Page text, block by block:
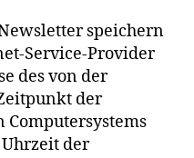
speichern
Service-Provider
des von der
der
der